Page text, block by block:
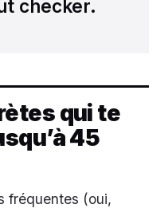
checker.
qui te
45
fréquentes (oui,